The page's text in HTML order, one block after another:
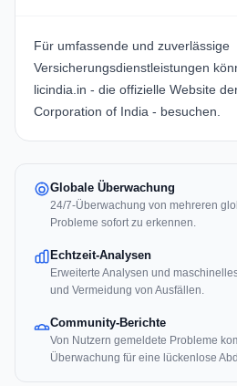
Für umfassende und zuverlässige
Versicherungsdienstleistungen
licindia.in - die offizielle Website
Corporation of India - besuchen.
Globale Überwachung
24/7-Überwachung von mehreren
Probleme sofort zu erkennen.
Echtzeit-Analysen
Erweiterte Analysen und
und Vermeidung von Ausfällen.
Community-Berichte
Von Nutzern gemeldete Probleme
Überwachung für eine lückenlose